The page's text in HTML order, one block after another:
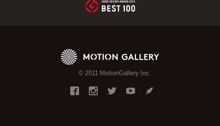
© 2011 MotionGallery Inc.